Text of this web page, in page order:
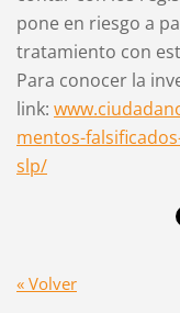
pone en riesgo a
tratamiento con
Para conocer la
link:
mentos-
slp/
« Volver